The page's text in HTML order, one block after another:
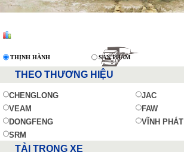
THỊNH HÀNH SẢN PHẨM
THEO THƯƠNG HIỆU
CHENGLONG
JAC
VEAM
FAW
DONGFENG
VĨNH PHÁT
SRM
TẢI TRỌNG XE